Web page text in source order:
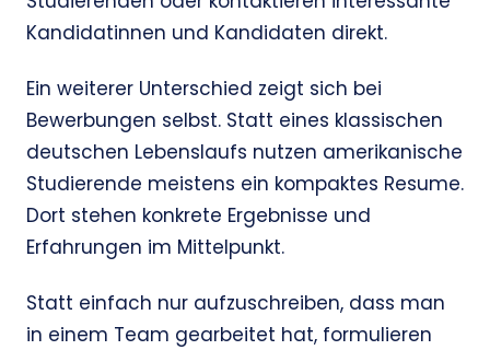
Kandidatinnen und Kandidaten direkt.
Ein weiterer Unterschied zeigt sich bei
Bewerbungen selbst. Statt eines klassischen
deutschen Lebenslaufs nutzen amerikanische
Studierende meistens ein kompaktes Resume.
Dort stehen konkrete Ergebnisse und
Erfahrungen im Mittelpunkt.
Statt einfach nur aufzuschreiben, dass man
in einem Team gearbeitet hat, formulieren